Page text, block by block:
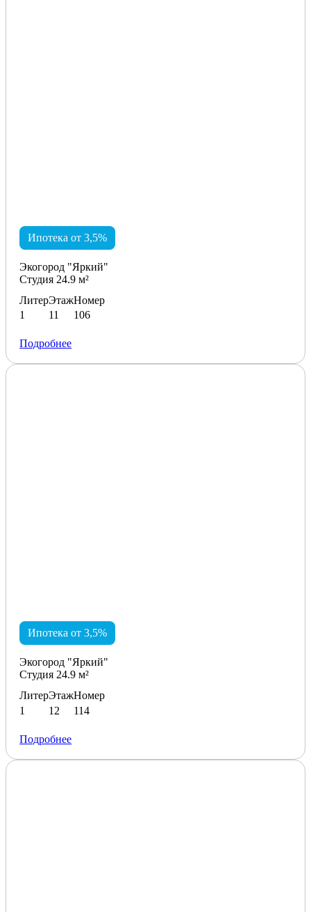
Ипотека от 3,5%
Экогород "Яркий"
Студия 24.9 м²
Литер
1
Этаж
11
Номер
106
Подробнее
Ипотека от 3,5%
Экогород "Яркий"
Студия 24.9 м²
Литер
1
Этаж
12
Номер
114
Подробнее